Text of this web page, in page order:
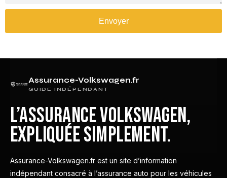
Envoyer
Assurance-Volkswagen.fr
GUIDE INDÉPENDANT
L’assurance Volkswagen,
expliquée simplement.
Assurance-Volkswagen.fr est un site d’information
indépendant consacré à l’assurance auto pour les véhicules